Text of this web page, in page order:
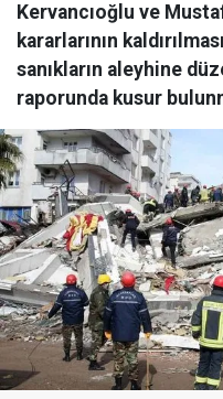
Kervancıoğlu ve
kararlarının
sanıkların aleyhine
raporunda kusur